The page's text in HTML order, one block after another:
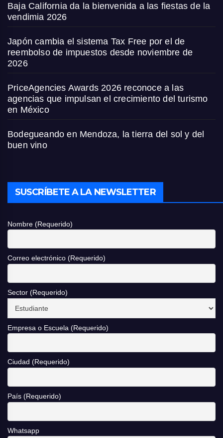
Baja California da la bienvenida a las fiestas de la
vendimia 2026
Japón cambia el sistema Tax Free por el de
reembolso de impuestos desde noviembre de
2026
PriceAgencies Awards 2026 reconoce a las
agencias que impulsan el crecimiento del turismo
en México
Bodegueando en Mendoza, la tierra del sol y del
buen vino
SUSCRÍBETE A LA NEWSLETTER
Nombre (Requerido)
Correo electrónico (Requerido)
Sector (Requerido)
Empresa o Escuela (Requerido)
Ciudad (Requerido)
País (Requerido)
Whatsapp